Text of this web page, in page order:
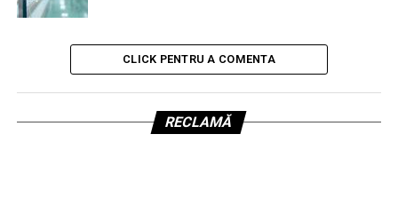
CLICK PENTRU A COMENTA
RECLAMĂ